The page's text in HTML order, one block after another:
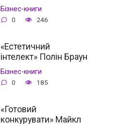
Бізнес-книги
0 246
«Естетичний
інтелект» Полін Браун
Бізнес-книги
0 185
«Готовий
конкурувати» Майкл